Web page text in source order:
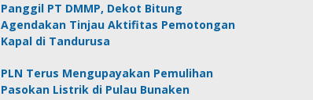
Panggil PT DMMP, Dekot Bitung
Agendakan Tinjau Aktifitas Pemotongan
Kapal di Tandurusa
PLN Terus Mengupayakan Pemulihan
Pasokan Listrik di Pulau Bunaken